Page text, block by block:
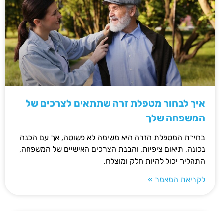
איך לבחור מטפלת זרה שתתאים לצרכים של
המשפחה שלך
בחירת המטפלת הזרה היא משימה לא פשוטה, אך עם הכנה
נכונה, תיאום ציפיות, והבנת הצרכים האישיים של המשפחה,
התהליך יכול להיות חלק ומוצלח.
לקריאת המאמר »